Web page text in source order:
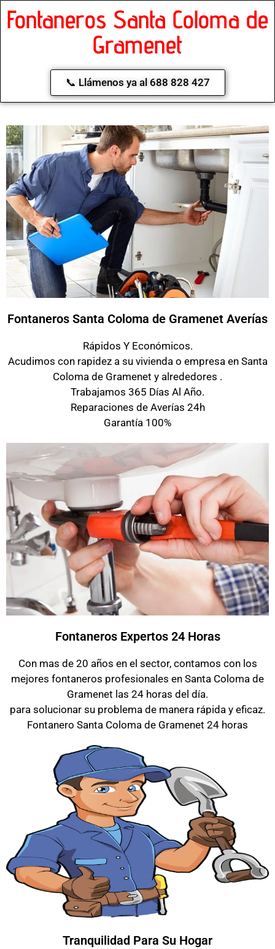
Fontaneros Santa Coloma de
Gramenet
📞 Llámenos ya al 688 828 427
Fontaneros Santa Coloma de Gramenet Averías
Rápidos Y Económicos.
Acudimos con rapidez a su vivienda o empresa en Santa
Coloma de Gramenet y alrededores .
Trabajamos 365 Días Al Año.
Reparaciones de Averías 24h
Garantía 100%
Fontaneros Expertos 24 Horas
Con mas de 20 años en el sector, contamos con los
mejores fontaneros profesionales en Santa Coloma de
Gramenet las 24 horas del día.
para solucionar su problema de manera rápida y eficaz.
Fontanero Santa Coloma de Gramenet 24 horas
Tranquilidad Para Su Hogar